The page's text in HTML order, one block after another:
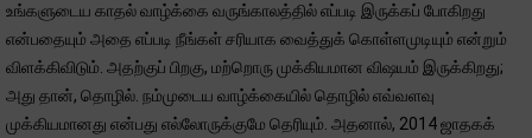
உங்களுடைய காதல் வாழ்க்கை வருங்காலத்தில் எப்படி இருக்கப் போகிறது
என்பதையும் அதை எப்படி நீங்கள் சரியாக வைத்துக் கொள்ளமுடியும் என்றும்
விளக்கிவிடும். அதற்குப் பிறகு, மற்றொரு முக்கியமான விஷயம் இருக்கிறது;
அது தான், தொழில். நம்முடைய வாழ்க்கையில் தொழில் எவ்வளவு
முக்கியமானது என்பது எல்லோருக்குமே தெரியும். அதனால், 2014 ஜாதகக்